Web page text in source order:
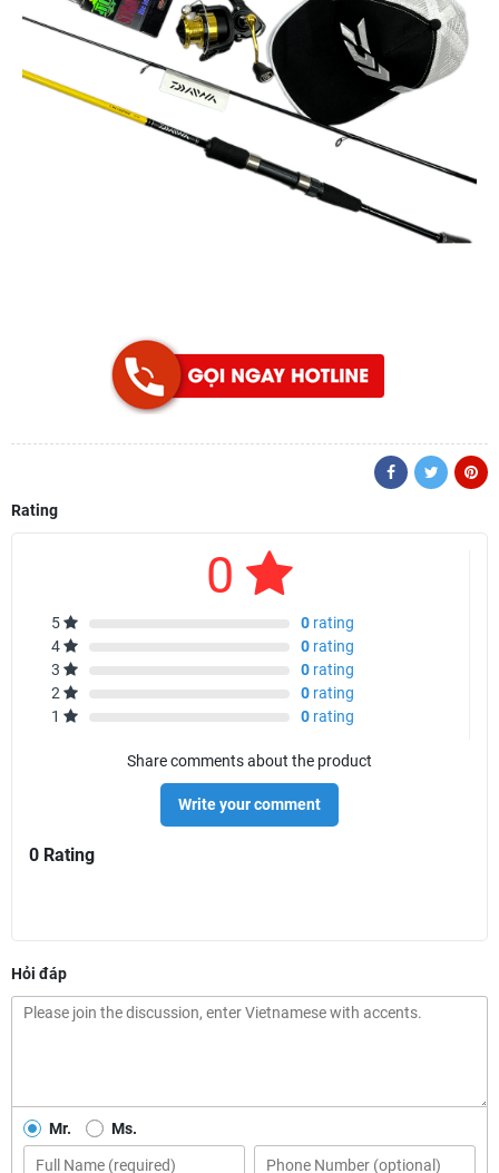
Rating
0
5 0 rating
4
0 rating
3
0 rating
2
0 rating
1
0 rating
Share comments about the product
Write your comment
0 Rating
Hỏi đáp
Mr. Ms.